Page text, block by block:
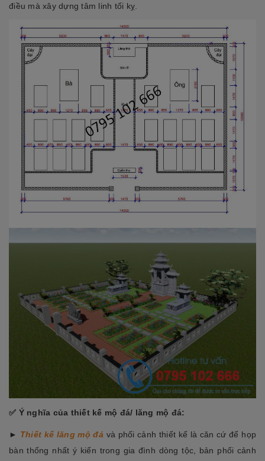
điều mà xây dựng tâm linh tối kỵ.
✅ Ý nghĩa của thiết kế mộ đá/ lăng mộ đá:
► Thiết kế lăng mộ đávà phối cảnh thiết kế là căn cứ để họp
bàn thống nhất ý kiến trong gia đình dòng tộc, bản phối cảnh